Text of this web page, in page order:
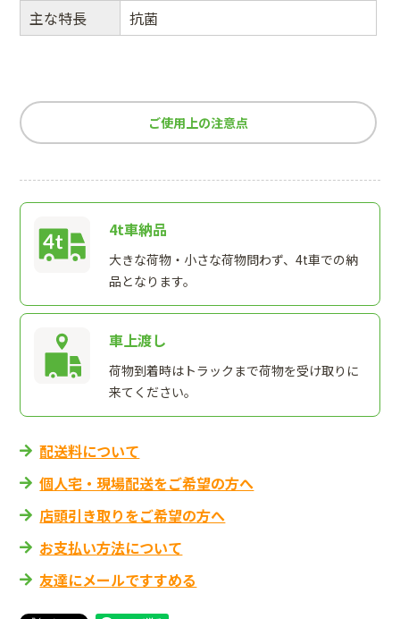
主な特長 抗菌
ご使用上の注意点
4t車納品
大きな荷物・小さな荷物問わず、4t車での納
品となります。
車上渡し
荷物到着時はトラックまで荷物を受け取りに
来てください。
配送料について
個人宅・現場配送をご希望の方へ
店頭引き取りをご希望の方へ
お支払い方法について
友達にメールですすめる